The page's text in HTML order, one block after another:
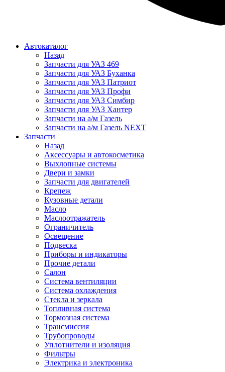
Автокаталог
Назад
Запчасти для УАЗ 469
Запчасти для УАЗ Буханка
Запчасти для УАЗ Патриот
Запчасти для УАЗ Профи
Запчасти для УАЗ Симбир
Запчасти для УАЗ Хантер
Запчасти на а/м Газель
Запчасти на а/м Газель NEXT
Запчасти
Назад
Аксессуары и автокосметика
Выхлопные системы
Двери и замки
Запчасти для двигателей
Крепеж
Кузовные детали
Масло
Маслоотражатель
Ограничитель
Освещение
Подвеска
Приборы и индикаторы
Прочие детали
Салон
Система вентиляции
Система охлаждения
Стекла и зеркала
Топливная система
Тормозная система
Трансмиссия
Трубопроводы
Уплотнители и изоляция
Фильтры
Электрика и электроника